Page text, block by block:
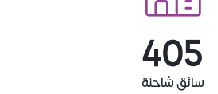
450
سائق شاحنة